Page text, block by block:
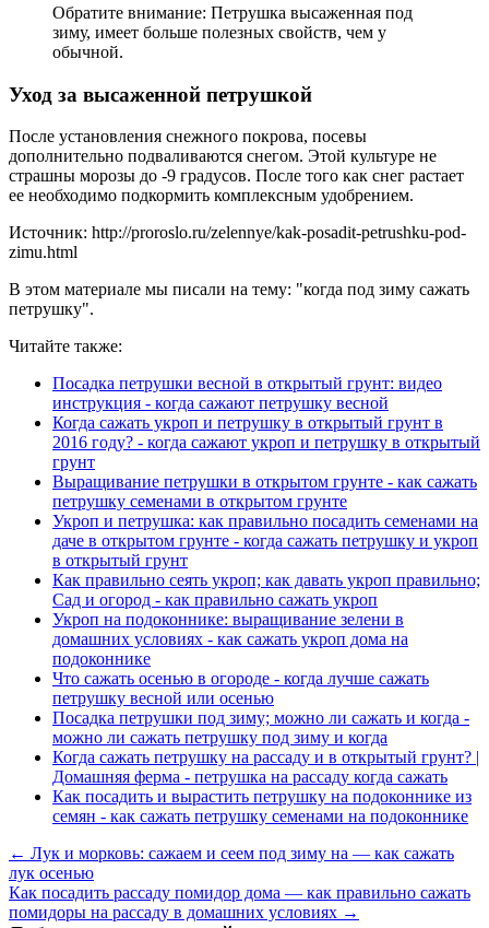
Обратите внимание: Петрушка высаженная под
зиму, имеет больше полезных свойств, чем у
обычной.
Уход за высаженной петрушкой
После установления снежного покрова, посевы
дополнительно подваливаются снегом. Этой культуре не
страшны морозы до -9 градусов. После того как снег растает
ее необходимо подкормить комплексным удобрением.
Источник: http://proroslo.ru/zelennye/kak-posadit-petrushku-pod-
zimu.html
В этом материале мы писали на тему: "когда под зиму сажать
петрушку".
Читайте также:
Посадка петрушки весной в открытый грунт: видео
инструкция - когда сажают петрушку весной
Когда сажать укроп и петрушку в открытый грунт в
2016 году? - когда сажают укроп и петрушку в открытый
грунт
Выращивание петрушки в открытом грунте - как сажать
петрушку семенами в открытом грунте
Укроп и петрушка: как правильно посадить семенами на
даче в открытом грунте - когда сажать петрушку и укроп
в открытый грунт
Как правильно сеять укроп; как давать укроп правильно;
Сад и огород - как правильно сажать укроп
Укроп на подоконнике: выращивание зелени в
домашних условиях - как сажать укроп дома на
подоконнике
Что сажать осенью в огороде - когда лучше сажать
петрушку весной или осенью
Посадка петрушки под зиму; можно ли сажать и когда -
можно ли сажать петрушку под зиму и когда
Когда сажать петрушку на рассаду и в открытый грунт? |
Домашняя ферма - петрушка на рассаду когда сажать
Как посадить и вырастить петрушку на подоконнике из
семян - как сажать петрушку семенами на подоконнике
← Лук и морковь: сажаем и сеем под зиму на — как сажать
лук осенью
Как посадить рассаду помидор дома — как правильно сажать
помидоры на рассаду в домашних условиях →